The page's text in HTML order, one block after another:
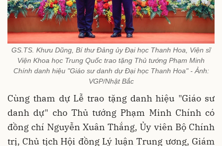
GS.TS. Khưu Dũng, Bí thư Đảng ủy Đại học Thanh Hoa, Viện sĩ
Viện Khoa học Trung Quốc trao tặng Thủ tướng Phạm Minh
Chính danh hiệu "Giáo sư danh dự Đại học Thanh Hoa" - Ảnh:
VGP/Nhật Bắc
Cùng tham dự Lễ trao tặng danh hiệu "Giáo sư
danh dự" cho Thủ tướng Phạm Minh Chính có
đồng chí Nguyễn Xuân Thắng, Ủy viên Bộ Chính
trị, Chủ tịch Hội đồng Lý luận Trung ương, Giám